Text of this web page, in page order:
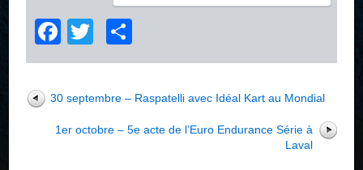
Facebook
Twitter
30 septembre – Raspatelli avec Idéal Kart au Mondial
1er octobre – 5e acte de l’Euro Endurance Série à
Laval